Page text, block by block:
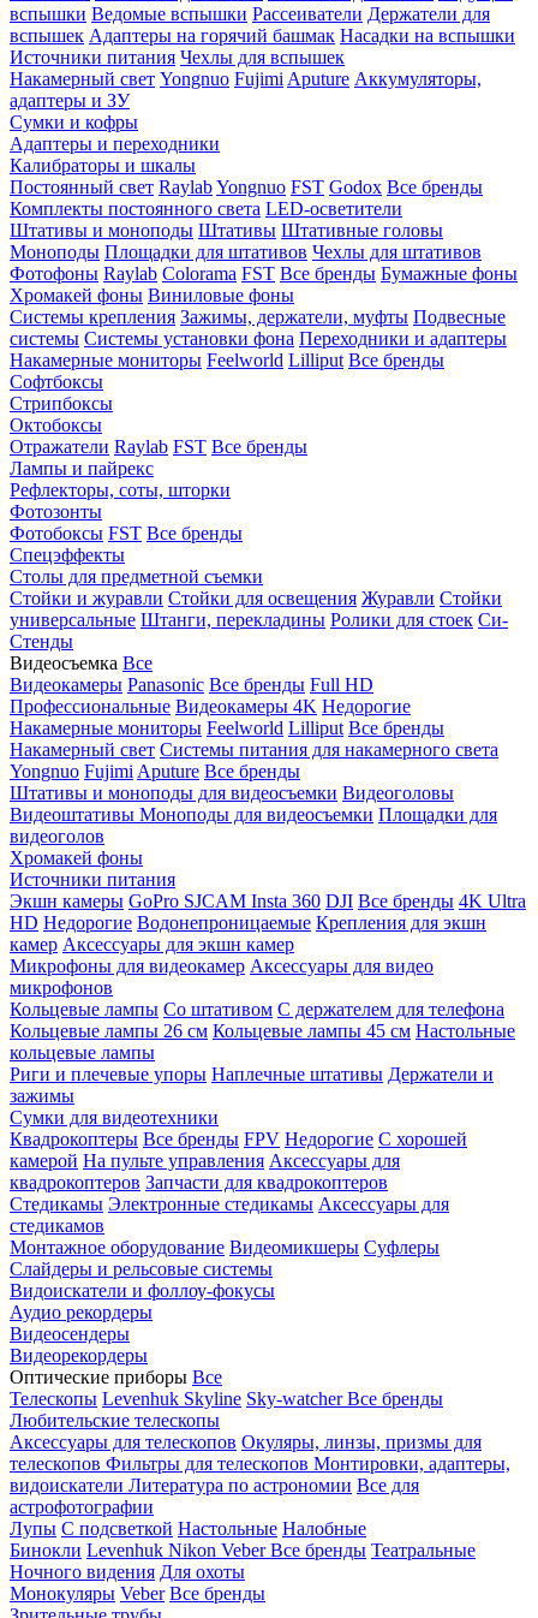
вспышки Ведомые вспышки Рассеиватели Держатели для
вспышек Адаптеры на горячий башмак Насадки на вспышки
Источники питания Чехлы для вспышек
Накамерный свет Yongnuo Fujimi Aputure Аккумуляторы,
адаптеры и ЗУ
Сумки и кофры
Адаптеры и переходники
Калибраторы и шкалы
Постоянный свет RaylabYongnuo FST Godox Все бренды
Комплекты постоянного света LED-осветители
Штативы и моноподы Штативы Штативные головы
Моноподы Площадки для штативов Чехлы для штативов
Фотофоны Raylab Colorama FST Все бренды Бумажные фоны
Хромакей фоны Виниловые фоны
Системы крепления Зажимы, держатели, муфты Подвесные
системы Системы установки фона Переходники и адаптеры
Накамерные мониторы Feelworld Lilliput Все бренды
Софтбоксы
Стрипбоксы
Октобоксы
Отражатели Raylab FST Все бренды
Лампы и пайрекс
Рефлекторы, соты, шторки
Фотозонты
Фотобоксы FST Все бренды
Спецэффекты
Столы для предметной съемки
Стойки и журавли Стойки для освещения Журавли Стойки
универсальные Штанги, перекладины Ролики для стоек Си-
Стенды
Видеосъемка Все
Видеокамеры Panasonic Все бренды Full HD
Профессиональные Видеокамеры 4K Недорогие
Накамерные мониторы Feelworld Lilliput Все бренды
Накамерный свет Системы питания для накамерного света
Yongnuo Fujimi Aputure Все бренды
Штативы и моноподы для видеосъемки Видеоголовы
Видеоштативы Моноподы для видеосъемки Площадки для
видеоголов
Хромакей фоны
Источники питания
Экшн камеры GoPro SJCAM Insta 360 DJI Все бренды 4K Ultra
HD Недорогие Водонепроницаемые Крепления для экшн
камер Аксессуары для экшн камер
Микрофоны для видеокамер Аксессуары для видео
микрофонов
Кольцевые лампы Со штативом C держателем для телефона
Кольцевые лампы 26 см Кольцевые лампы 45 см Настольные
кольцевые лампы
Риги и плечевые упоры Наплечные штативы Держатели и
зажимы
Сумки для видеотехники
Квадрокоптеры Все бренды FPV Недорогие С хорошей
камерой На пульте управления Аксессуары для
квадрокоптеров Запчасти для квадрокоптеров
Стедикамы Электронные стедикамы Аксессуары для
стедикамов
Монтажное оборудование Видеомикшеры Суфлеры
Слайдеры и рельсовые системы
Видоискатели и фоллоу-фокусы
Аудио рекордеры
Видеосендеры
Видеорекордеры
Оптические приборы Все
Телескопы Levenhuk Skyline Sky-watcherВсе бренды
Любительские телескопы
Аксессуары для телескопов Окуляры, линзы, призмы для
телескопов Фильтры для телескопов Монтировки, адаптеры,
видоискатели Литература по астрономии Все для
астрофотографии
Лупы С подсветкой Настольные Налобные
Бинокли Levenhuk Nikon VeberВсе бренды Театральные
Ночного видения Для охоты
Монокуляры Veber Все бренды